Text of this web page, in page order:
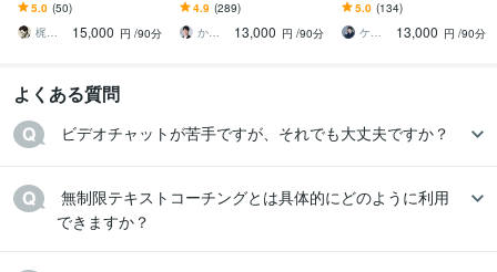
モヤがクリアに。才能×活
かし方が見つかる
5.0 (50)
梶｜Gallup認定ストレングスコーチ
15,000 円 /90分
ングスコーチによるオン
ラインコーチング
4.9 (289)
かわの ギャラップ認定ストレングスコーチ
13,000 円 /90分
活かしてキャリアアップ
を目指す
5.0 (134)
ケンジー：ストレングスコーチ
13,000 円 /90分
よくある質問
ビデオチャットが苦手ですが、それでも大丈夫ですか？
できますか？